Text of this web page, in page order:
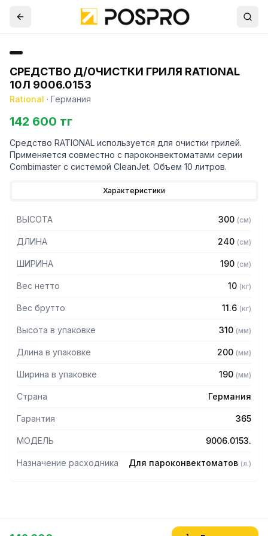
СРЕДСТВО Д/ОЧИСТКИ ГРИЛЯ RATIONAL
10Л 9006.0153
Rational · Германия
142 600 тг
Средство RATIONAL используется для очистки грилей.
Применяется совместно с пароконвектоматами серии
Combimaster с системой CleanJet. Объем 10 литров.
Характеристики
ВЫСОТА 300 (см)
ДЛИНА 240 (см)
ШИРИНА 190 (см)
Вес нетто 10 (кг)
Вес брутто 11.6 (кг)
Высота в упаковке 310 (мм)
Длина в упаковке 200 (мм)
Ширина в упаковке 190 (мм)
Страна Германия
Гарантия 365
МОДЕЛЬ 9006.0153.
Назначение расходника Для пароконвектоматов (л.)